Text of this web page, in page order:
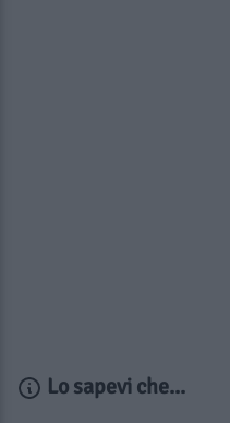
Lo sapevi che...